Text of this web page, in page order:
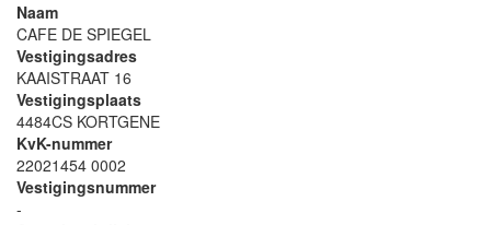
Naam
CAFE DE SPIEGEL
Vestigingsadres
KAAISTRAAT 16
Vestigingsplaats
4484CS KORTGENE
KvK-nummer
22021454 0002
Vestigingsnummer
-